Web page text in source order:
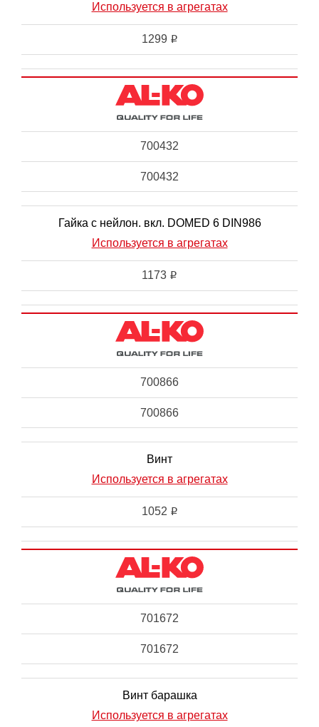
Используется в агрегатах
1299 i
700432
700432
Гайка с нейлон. вкл. DOMED 6 DIN986
Используется в агрегатах
1173 i
700866
700866
Винт
Используется в агрегатах
1052 i
701672
701672
Винт барашка
Используется в агрегатах